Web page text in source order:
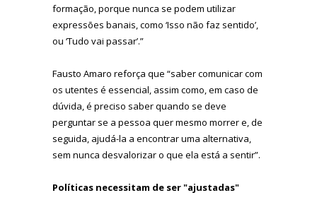
formação, porque nunca se podem utilizar
expressões banais, como ‘Isso não faz sentido’,
ou ‘Tudo vai passar’.”
Fausto Amaro reforça que “saber comunicar com
os utentes é essencial, assim como, em caso de
dúvida, é preciso saber quando se deve
perguntar se a pessoa quer mesmo morrer e, de
seguida, ajudá-la a encontrar uma alternativa,
sem nunca desvalorizar o que ela está a sentir”.
Políticas necessitam de ser "ajustadas"